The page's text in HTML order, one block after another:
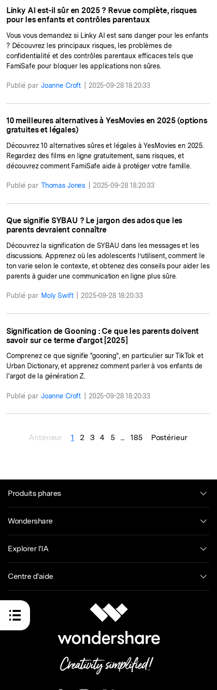
Linky AI est-il sûr en 2025 ? Revue complète, risques
pour les enfants et contrôles parentaux
Vous vous demandez si Linky AI est sans danger pour les enfants
? Découvrez les principaux risques, les problèmes de
confidentialité et des contrôles parentaux efficaces tels que
FamiSafe pour bloquer les applications non sûres.
Publié par Joanne Croft 2025-09-28 18:20:33
10 meilleures alternatives à YesMovies en 2025 (options
gratuites et légales)
Découvrez 10 alternatives sûres et légales à YesMovies en 2025.
Regardez des films en ligne gratuitement, sans risques, et
découvrez comment FamiSafe aide à protéger votre famille.
Publié par Thomas Jones 2025-09-28 18:20:33
Que signifie SYBAU ? Le jargon des ados que les
parents devraient connaître
Découvrez la signification de SYBAU dans les messages et les
discussions. Apprenez où les adolescents l’utilisent, comment le
ton varie selon le contexte, et obtenez des conseils pour aider les
parents à guider une communication en ligne plus sûre.
Publié par Moly Swift 2025-09-28 18:20:33
Signification de Gooning : Ce que les parents doivent
savoir sur ce terme d’argot [2025]
Comprenez ce que signifie "gooning", en particulier sur TikTok et
Urban Dictionary, et apprenez comment parler à vos enfants de
l'argot de la génération Z.
Publié par Joanne Croft 2025-09-28 18:20:33
Antérieur 1 2 3 4 5 ... 185 Postérieur
Produits phares
Wondershare
Explorer l'IA
Centre d'aide